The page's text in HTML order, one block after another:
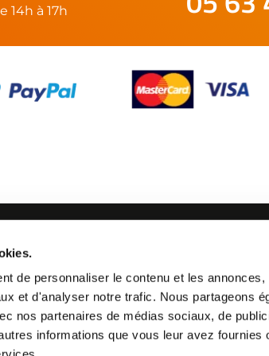
de personnaliser le contenu et les
et d'analyser notre trafic. Nous partageons
nos partenaires de médias sociaux, de
informations que vous leur avez fournies
14h à 17h
24
SUIVEZ-NOUS